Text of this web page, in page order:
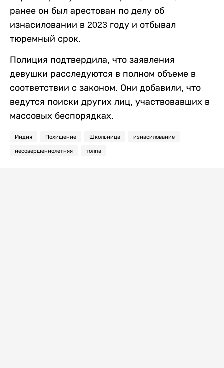
ранее он был арестован по делу об
изнасиловании в 2023 году и отбывал
тюремный срок.
Полиция подтвердила, что заявления
девушки расследуются в полном объеме в
соответствии с законом. Они добавили, что
ведутся поиски других лиц, участвовавших в
массовых беспорядках.
Индия Похищение Школьница изнасилование
несовершеннолетняя толпа